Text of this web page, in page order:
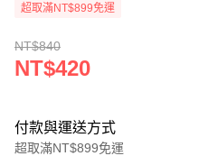
超取滿NT$899免運
NT$840
NT$420
付款與運送方式
超取滿NT$899免運